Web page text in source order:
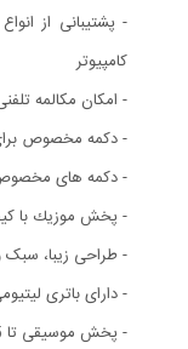
- پشتیبانی از
کامپیوتر
- امکان مکالمه
- دکمه مخصوص
- دکمه های
- پخش موزیك با
- طراحی زیبا، سبک
- دارای باتری
- پخش موسیقی تا 5 ساعت و امکان مکالمه تا 7 ساعت